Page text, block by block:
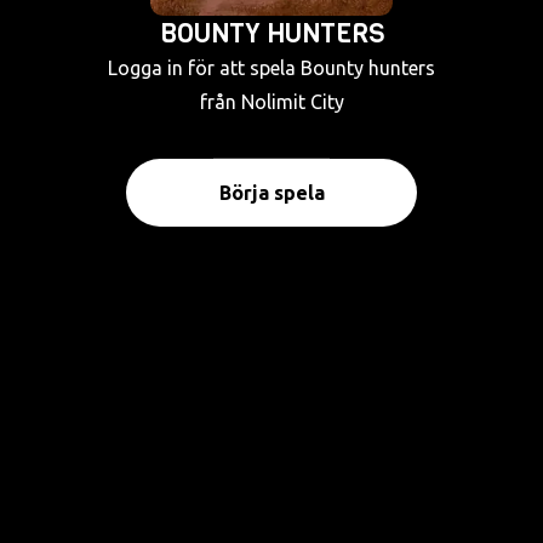
BOUNTY HUNTERS
Logga in för att spela Bounty hunters
från Nolimit City
Börja spela